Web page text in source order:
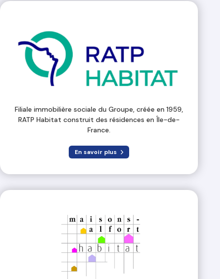
Filiale immobilière sociale du Groupe, créée en 1959,
RATP Habitat construit des résidences en Île-de-
France.
En savoir plus